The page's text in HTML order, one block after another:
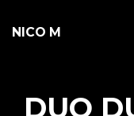
NICO M
DUO